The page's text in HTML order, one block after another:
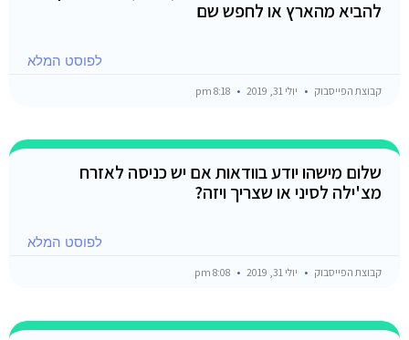
להביא מהארץ או לחפש שם
לפוסט המלא
קבוצת הפייסבוק יולי 31, 2019
שלום מישהו יודע בוודאות אם יש כניסה לאזרח
מצ'ילה לסיני או שצריך ויזה?
לפוסט המלא
קבוצת הפייסבוק יולי 31, 2019